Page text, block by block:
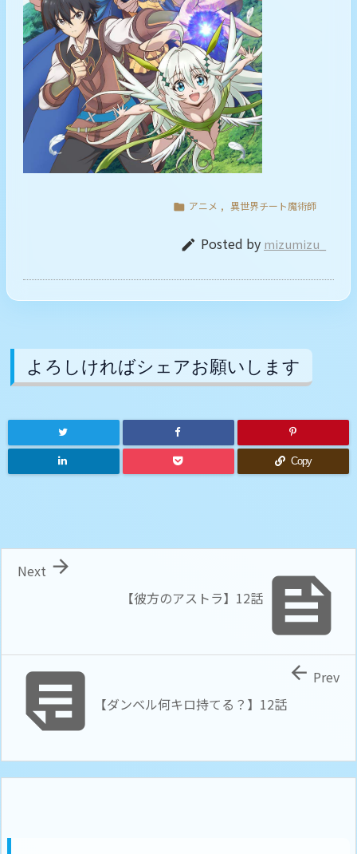
 アニメ , 異世界チート魔術師
 Posted by mizumizu_
よろしければシェアお願いします
Copy

【彼方のアストラ】12話

Next
 【ダンベル何キロ持てる？】12話
 Prev